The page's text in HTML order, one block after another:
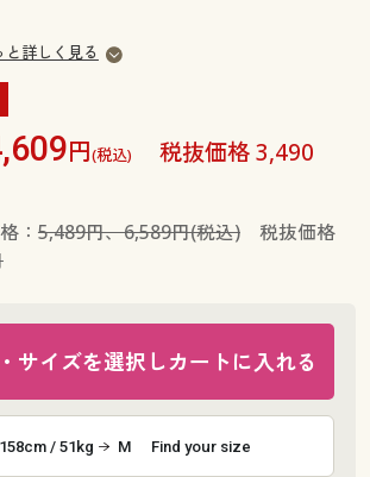
問い合わせ
詳しく見る
円(税込)
税抜価格 3,490
： 5,489円、6,589円(税込)税抜価格
サイズを選択しカートに入れる
158cm / 51kg M Find your size